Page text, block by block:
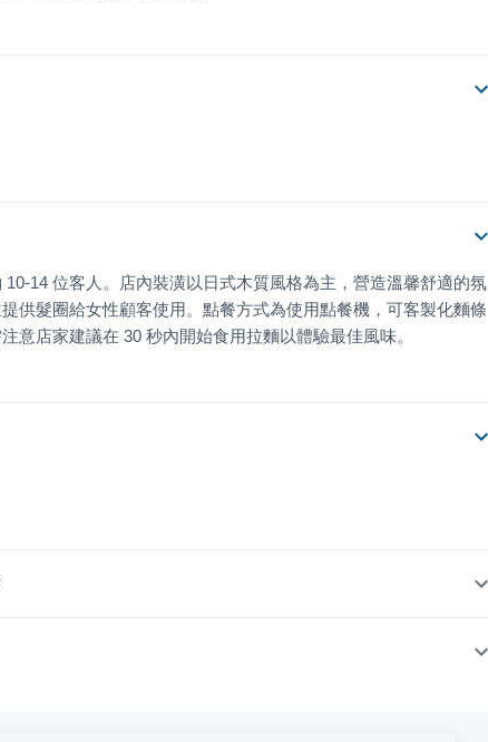
14 位客人。店內裝潢以日式木質風格為主，營造溫馨舒適的氛
供髮圈給女性顧客使用。點餐方式為使用點餐機，可客製化麵條
意店家建議在 30 秒內開始食用拉麵以體驗最佳風味。